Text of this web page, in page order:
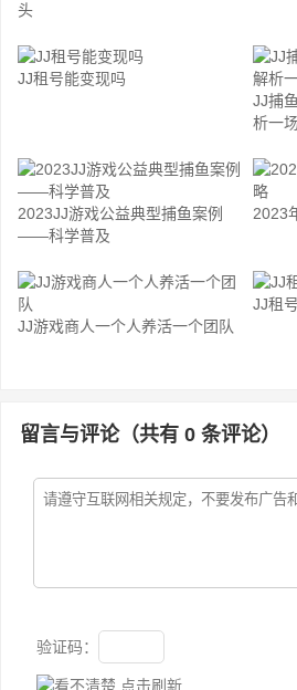
头
JJ租号能变现吗
JJ捕
析一
2023JJ游戏公益典型捕鱼案例
——科学普及
2023
JJ游戏商人一个人养活一个团队
JJ租
留言与评论（共有 0 条评论）
验证码：